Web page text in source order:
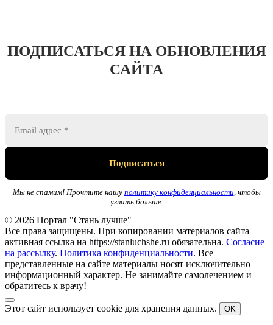
ПОДПИСАТЬСЯ НА ОБНОВЛЕНИЯ
САЙТА
Мы не спамим! Прочтите нашу политику конфиденциальности , чтобы
узнать больше.
© 2026 Портал "Стань лучше"
Все права защищены. При копировании материалов сайта
активная ссылка на https://stanluchshe.ru обязательна. Согласие
на рассылку. Политика конфиденциальности. Все
представленные на сайте материалы носят исключительно
информационный характер. Не занимайте самолечением и
обратитесь к врачу!
Этот сайт использует cookie для хранения данных. OK